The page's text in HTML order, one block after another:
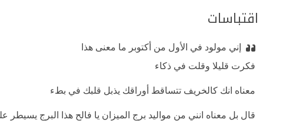
اقتباسات
إني مولود في الأول من أكتوبر ما معنى هذا
فكرت قليلا وقلت في ذكاء
معناه انك كالخريف تتساقط أوراقك يذبل قلبك في بطء
قال بل معناه انني من مواليد برج الميزان يا فالح هذا البرج